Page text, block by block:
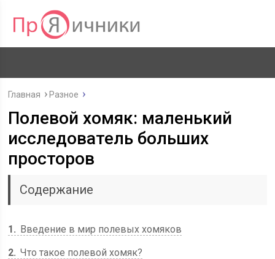
Главная Разное
Полевой хомяк: маленький
исследователь больших
просторов
Содержание
1
Введение в мир полевых хомяков
2 Что такое полевой хомяк?